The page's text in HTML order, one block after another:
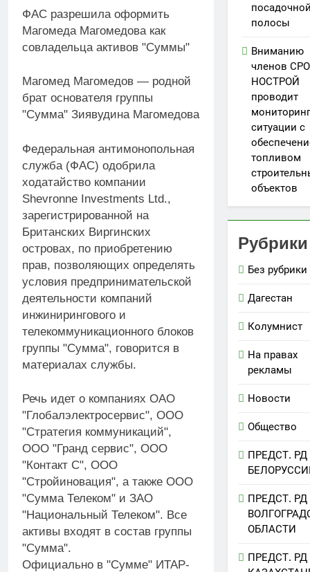
ФАС разрешила оформить
Магомеда Магомедова как
совладельца активов "Суммы"
Магомед Магомедов — родной
брат основателя группы
"Сумма" Зиявудина Магомедова
Федеральная антимонопольная
служба (ФАС) одобрила
ходатайство компании
Shevronne Investments Ltd.,
зарегистрированной на
Британских Виргинских
островах, по приобретению
прав, позволяющих определять
условия предпринимательской
деятельности компаний
инжинирингового и
телекоммуникационного блоков
группы "Сумма", говорится в
материалах службы.
Речь идет о компаниях ОАО
"Глобалэлектросервис", ООО
"Стратегия коммуникаций",
ООО "Гранд сервис", ООО
"Контакт С", ООО
"Стройиновация", а также ООО
"Сумма Телеком" и ЗАО
"Национальный Телеком". Все
активы входят в состав группы
"Сумма".
Официально в "Сумме" ИТАР-
полосы
Вниманию
членов
НОСТРОЙ
проводит
мониторинг
ситуации с
топливом
объектов
Рубрики
Без рубрики
Дагестан
Колумнист
На правах
рекламы
Новости
Общество
ПРЕДСТ. РД
ПРЕДСТ. РД
ОБЛАСТИ
ПРЕДСТ. РД